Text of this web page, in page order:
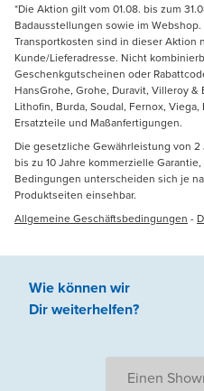
*Die Aktion gilt vom 01.08. bis zum
Badausstellungen sowie im Webshop.
Transportkosten sind in dieser Aktion
Kunde/Lieferadresse. Nicht
Geschenkgutscheinen oder
HansGrohe, Grohe, Duravit, Villeroy &
Lithofin, Burda, Soudal, Fernox, Viega,
Ersatzteile und Maßanfertigungen.
Die gesetzliche Gewährleistung von
bis zu 10 Jahre kommerzielle
Bedingungen unterscheiden sich je
Produktseiten einsehbar.
Allgemeine Geschäftsbedingungen -
Wie können wir
Dir weiterhelfen?
Einen